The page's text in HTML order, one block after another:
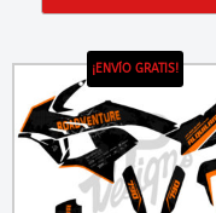
¡ENVÍO GRATIS!